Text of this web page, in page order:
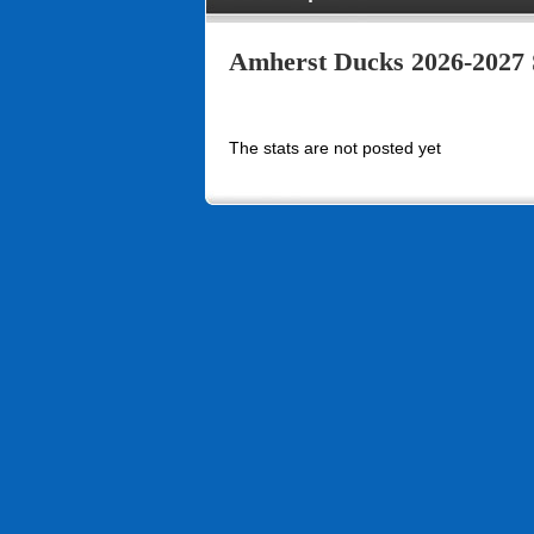
Amherst Ducks 2026-2027
The stats are not posted yet